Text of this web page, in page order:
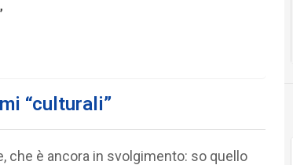
“culturali”
che è ancora in svolgimento: so quello